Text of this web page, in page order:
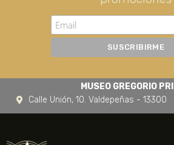
MUSEO GREGORIO
Calle Unión, 10. Valdepeñas - 13300